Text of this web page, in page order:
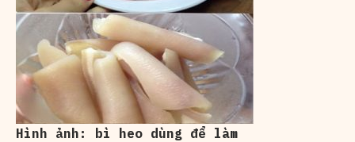
Hình ảnh: bì heo dùng để làm